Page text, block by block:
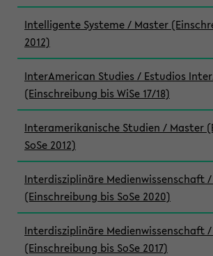
Intelligente Systeme / Master
2012)
InterAmerican Studies / Estudios
(Einschreibung bis WiSe 17/18)
Interamerikanische Studien / Master
SoSe 2012)
Interdisziplinäre Medienwissenschaft /
(Einschreibung bis SoSe 2020)
Interdisziplinäre Medienwissenschaft /
(Einschreibung bis SoSe 2017)